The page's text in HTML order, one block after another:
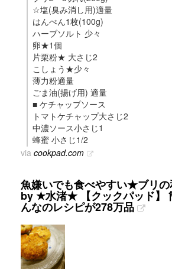
☆塩(臭み消し用)適量
はんぺん1枚(100g)
ハーブソルト 少々
卵★1個
片栗粉★ 大さじ2
こしょう★少々
薄力粉適量
ごま油(揚げ用) 適量
■ ケチャップソース
トマトケチャップ大さじ2
中濃ソース小さじ1
蜂蜜 小さじ1/2
via cookpad.com
魚嫌いでも食べやすい★ブリの
by ★水渚★ 【クックパッド】
んなのレシピが278万品